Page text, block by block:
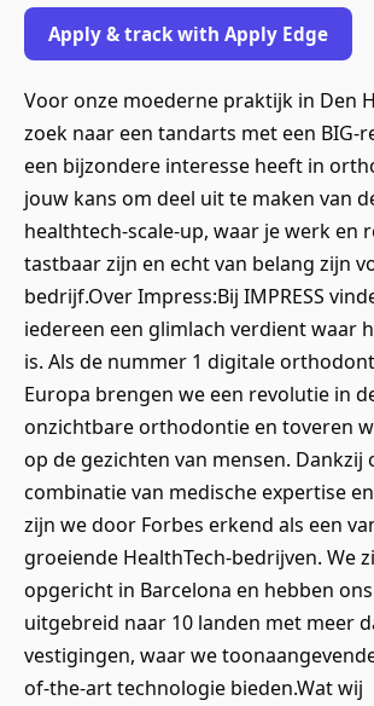
Apply & track with Apply Edge
Voor onze moederne praktijk in Den
zoek naar een tandarts met een BIG-
een bijzondere interesse heeft in
jouw kans om deel uit te maken van
healthtech-scale-up, waar je werk en
tastbaar zijn en echt van belang zijn
bedrijf.Over Impress:Bij IMPRESS
iedereen een glimlach verdient waar
is. Als de nummer 1 digitale
Europa brengen we een revolutie in
onzichtbare orthodontie en toveren
op de gezichten van mensen. Dankzij
combinatie van medische expertise
zijn we door Forbes erkend als een
groeiende HealthTech-bedrijven. We
opgericht in Barcelona en hebben
uitgebreid naar 10 landen met meer
vestigingen, waar we
of-the-art technologie bieden.Wat wij